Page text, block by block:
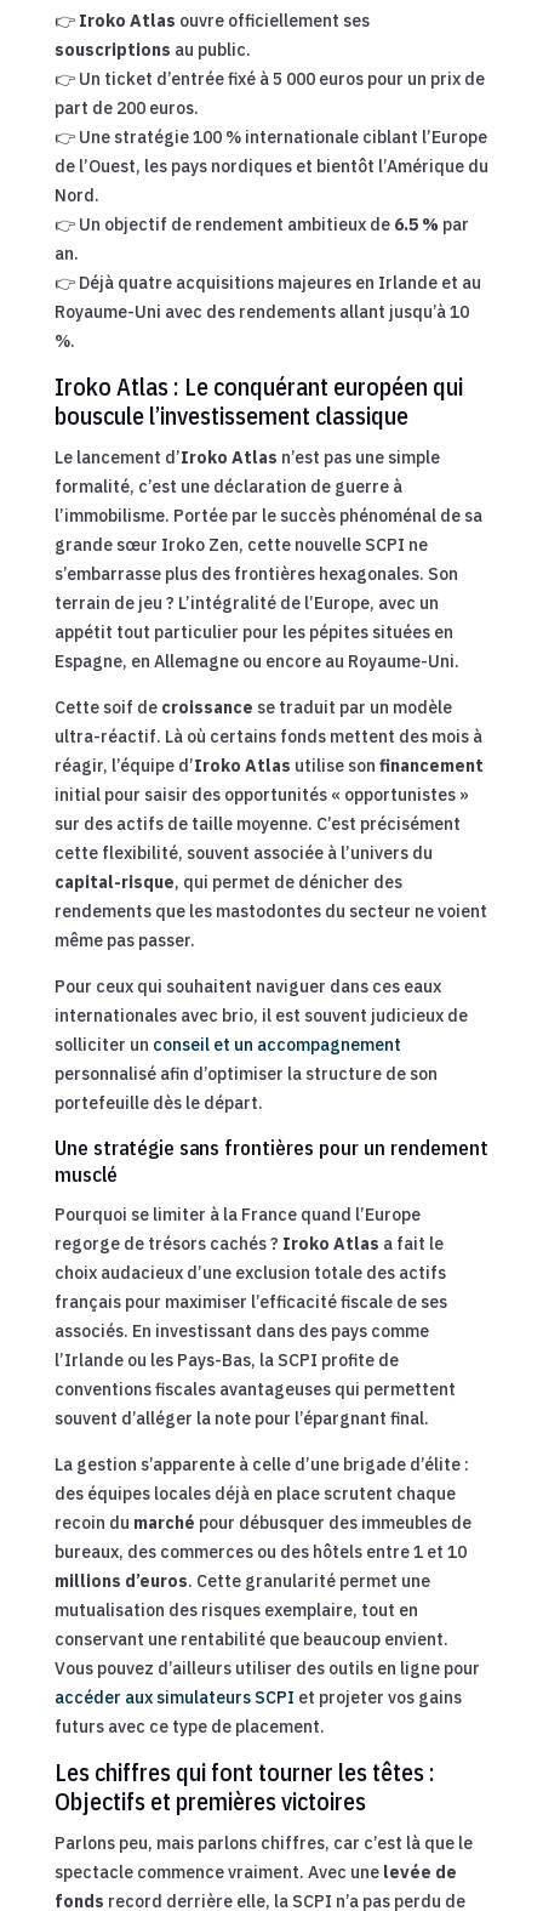
👉 Iroko Atlas ouvre officiellement ses
souscriptions au public.
👉 Un ticket d’entrée fixé à 5 000 euros pour un prix de
part de 200 euros.
👉 Une stratégie 100 % internationale ciblant l’Europe
de l’Ouest, les pays nordiques et bientôt l’Amérique du
Nord.
👉 Un objectif de rendement ambitieux de 6.5 % par
an.
👉 Déjà quatre acquisitions majeures en Irlande et au
Royaume-Uni avec des rendements allant jusqu’à 10
%.
Iroko Atlas : Le conquérant européen qui
bouscule l’investissement classique
Le lancement d’Iroko Atlas n’est pas une simple
formalité, c’est une déclaration de guerre à
l’immobilisme. Portée par le succès phénoménal de sa
grande sœur Iroko Zen, cette nouvelle SCPI ne
s’embarrasse plus des frontières hexagonales. Son
terrain de jeu ? L’intégralité de l’Europe, avec un
appétit tout particulier pour les pépites situées en
Espagne, en Allemagne ou encore au Royaume-Uni.
Cette soif de croissance se traduit par un modèle
ultra-réactif. Là où certains fonds mettent des mois à
réagir, l’équipe d’Iroko Atlas utilise son financement
initial pour saisir des opportunités « opportunistes »
sur des actifs de taille moyenne. C’est précisément
cette flexibilité, souvent associée à l’univers du
capital-risque, qui permet de dénicher des
rendements que les mastodontes du secteur ne voient
même pas passer.
Pour ceux qui souhaitent naviguer dans ces eaux
internationales avec brio, il est souvent judicieux de
solliciter un conseil et un accompagnement
personnalisé afin d’optimiser la structure de son
portefeuille dès le départ.
Une stratégie sans frontières pour un rendement
musclé
Pourquoi se limiter à la France quand l’Europe
regorge de trésors cachés ? Iroko Atlas a fait le
choix audacieux d’une exclusion totale des actifs
français pour maximiser l’efficacité fiscale de ses
associés. En investissant dans des pays comme
l’Irlande ou les Pays-Bas, la SCPI profite de
conventions fiscales avantageuses qui permettent
souvent d’alléger la note pour l’épargnant final.
La gestion s’apparente à celle d’une brigade d’élite :
des équipes locales déjà en place scrutent chaque
recoin du marché pour débusquer des immeubles de
bureaux, des commerces ou des hôtels entre 1 et 10
millions d’euros. Cette granularité permet une
mutualisation des risques exemplaire, tout en
conservant une rentabilité que beaucoup envient.
Vous pouvez d’ailleurs utiliser des outils en ligne pour
accéder aux simulateurs SCPI et projeter vos gains
futurs avec ce type de placement.
Les chiffres qui font tourner les têtes :
Objectifs et premières victoires
Parlons peu, mais parlons chiffres, car c’est là que le
spectacle commence vraiment. Avec une levée de
fonds record derrière elle, la SCPI n’a pas perdu de